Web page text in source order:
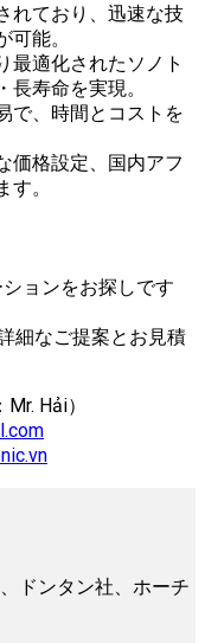
れており、迅速な技
能。
最適化されたソノト
長寿命を実現。
で、時間とコストを
価格設定、国内アフ
。
ョンをお探しです
細なご提案とお見積
Hải）
ドンタン社、ホーチ